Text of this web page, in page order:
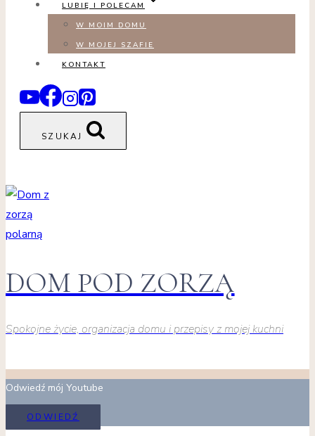
LUBIĘ I POLECAM
W MOIM DOMU
W MOJEJ SZAFIE
KONTAKT
SZUKAJ
DOM POD ZORZĄ
Spokojne życie, organizacja domu i przepisy z mojej kuchni
Odwiedź mój Youtube
ODWIEDŹ